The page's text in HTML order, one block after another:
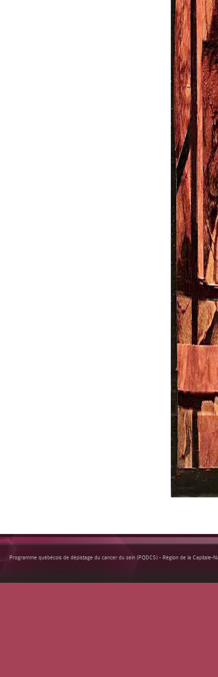
Programme québécois de dépistage du cancer du sein (PQDCS) - Région de la Capitale-